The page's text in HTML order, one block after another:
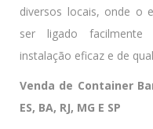
diversos locais, onde o
ser ligado facilmente
instalação eficaz e de
Venda de Container
ES, BA, RJ, MG E SP